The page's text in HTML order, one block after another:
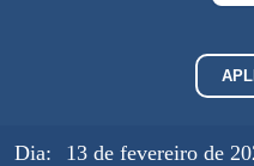
Dia: 13 de fevereiro de